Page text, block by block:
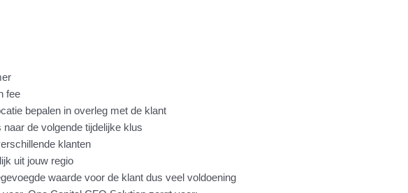
fee
bepalen in overleg met de klant
de volgende tijdelijke klus
klanten
uit jouw regio
waarde voor de klant dus veel voldoening